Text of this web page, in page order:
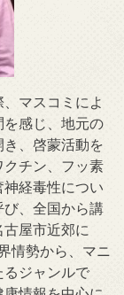
マスコミによ
感じ、地元の
、啓蒙活動を
チン、フッ素
経毒性につい
、全国から講
屋市近郊に
情勢から、マニ
るジャンルで